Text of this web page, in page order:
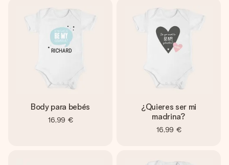
Body para bebés
16,99 €
¿Quieres ser mi
madrina?
16,99 €